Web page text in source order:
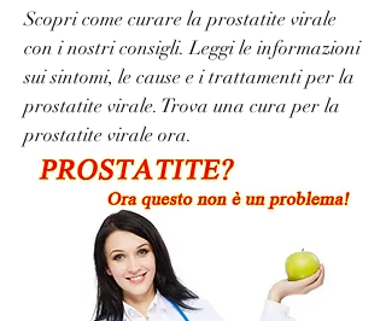
Scopri come curare la prostatite virale
con i nostri consigli. Leggi le informazioni
sui sintomi, le cause e i trattamenti per la
prostatite virale. Trova una cura per la
prostatite virale ora.